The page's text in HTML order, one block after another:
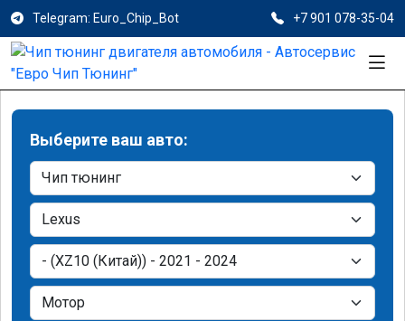
Telegram: Euro_Chip_Bot +7 901 078-35-04
Выберите ваш авто: